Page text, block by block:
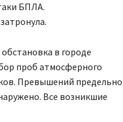
БПЛА.
в городе
проб атмосферного
Превышений предельно
Все возникшие